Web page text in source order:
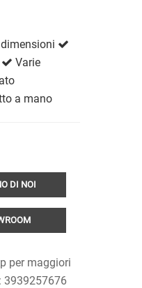
Varie
a mano
DI NOI
per maggiori
3939257676